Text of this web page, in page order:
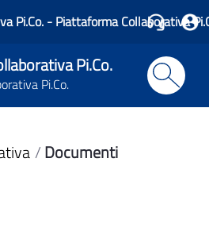
Pi.Co. - Piattaforma Collaborativa
Pi.Co.
Pi.Co.
Documenti